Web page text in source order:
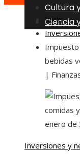
Cultura
Ciencia
Inicio
Impuesto
bebidas
|
Inversiones y